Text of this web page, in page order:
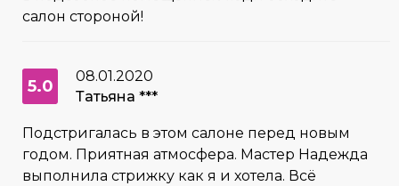
салон стороной!
5.0
08.01.2020
Татьяна ***
Подстригалась в этом салоне перед новым
годом. Приятная атмосфера. Мастер Надежда
выполнила стрижку как я и хотела. Всё